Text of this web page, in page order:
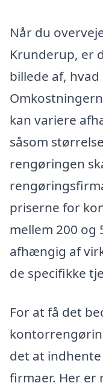
Når du
Krunderup, er
billede af,
kan variere
såsom
rengøringen
priserne for
mellem 200 og
afhængig af
de specifikke
For at få det
det at
firmaer. Her er